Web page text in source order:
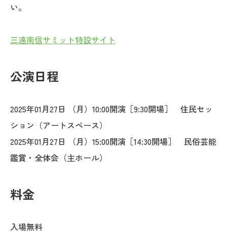
い。
三遠南信サミット特設サイト
公演日程
2025年01月27日 （月）10:00開演［9:30開場］ 住民セッ
ション（アートスペース）
2025年01月27日 （月）15:00開演［14:30開場］ 民俗芸能
鑑賞・全体会（主ホール）
料金
入場無料